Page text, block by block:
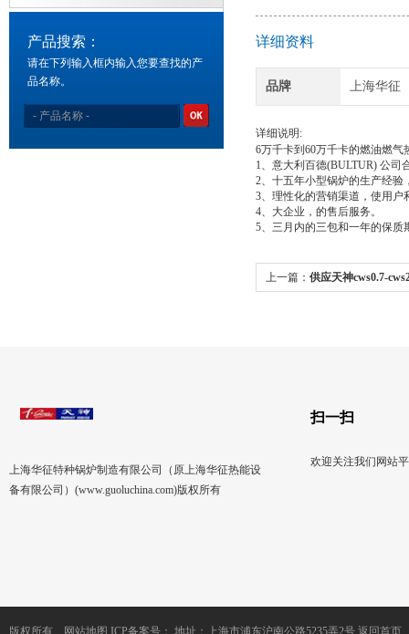
产品搜索：
请在下列输入框内输入您要查找的产
品名称。
详细资料
品牌 上海华征
详细说明:
6万千卡到60万千卡的燃油燃气
1、意大利百德(BULTUR) 公
2、十五年小型锅炉的生产经验
3、理性化的营销渠道，使用户
4、大企业，的售后服务。
5、三月内的三包和一年的保质
上一篇： 供应天神cws0.7-
上海华征特种锅炉制造有限公司（原上海华征热能设
备有限公司）(www.guoluchina.com)版权所有
扫一扫
欢迎关注我们网站
版权所有 网站地图 ICP备案号： 地址：上海市浦东沪南公路5235弄2号 返回首页